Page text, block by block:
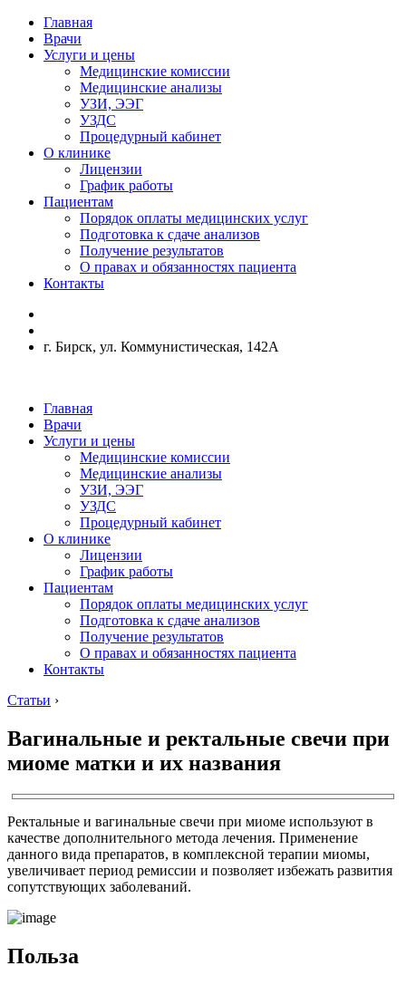
Главная
Врачи
Услуги и цены
Медицинские комиссии
Медицинские анализы
УЗИ, ЭЭГ
УЗДС
Процедурный кабинет
О клинике
Лицензии
График работы
Пациентам
Порядок оплаты медицинских услуг
Подготовка к сдаче анализов
Получение результатов
О правах и обязанностях пациента
Контакты
г. Бирск, ул. Коммунистическая, 142А
Главная
Врачи
Услуги и цены
Медицинские комиссии
Медицинские анализы
УЗИ, ЭЭГ
УЗДС
Процедурный кабинет
О клинике
Лицензии
График работы
Пациентам
Порядок оплаты медицинских услуг
Подготовка к сдаче анализов
Получение результатов
О правах и обязанностях пациента
Контакты
Статьи ›
Вагинальные и ректальные свечи при
миоме матки и их названия
Ректальные и вагинальные свечи при миоме используют в
качестве дополнительного метода лечения. Применение
данного вида препаратов, в комплексной терапии миомы,
увеличивает период ремиссии и позволяет избежать развития
сопутствующих заболеваний.
Польза